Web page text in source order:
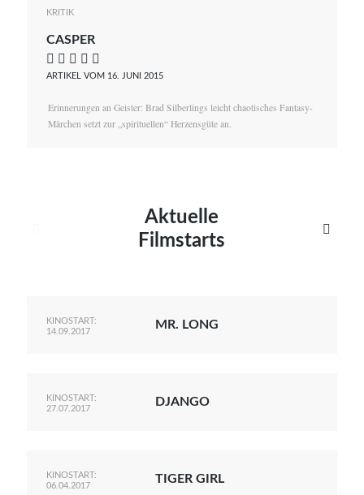
KRITIK
CASPER
    
ARTIKEL VOM 16. JUNI 2015
Erinnerungen an Geister: Brad Silberlings leicht chaotisches Fantasy-
Märchen setzt zur „spirituellen“ Herzensgüte an.
Aktuelle
Filmstarts

KINOSTART:
14.09.2017
MR. LONG
KINOSTART:
27.07.2017
DJANGO
KINOSTART:
06.04.2017
TIGER GIRL